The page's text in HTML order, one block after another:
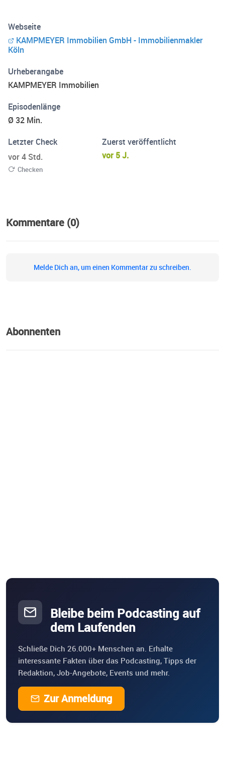
Webseite
KAMPMEYER Immobilien GmbH - Immobilienmakler
Köln
Urheberangabe
KAMPMEYER Immobilien
Episodenlänge
Ø 32 Min.
Letzter Check
vor 4 Std.
Checken
Zuerst veröffentlicht
vor 5 J.
Kommentare (0)
Melde Dich an, um einen Kommentar zu schreiben.
Abonnenten
Bleibe beim Podcasting auf
dem Laufenden
Schließe Dich 26.000+ Menschen an. Erhalte
interessante Fakten über das Podcasting, Tipps der
Redaktion, Job-Angebote, Events und mehr.
Zur Anmeldung